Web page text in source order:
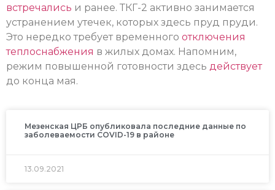
встречались и ранее. ТКГ-2 активно занимается
устранением утечек, которых здесь пруд пруди.
Это нередко требует временного отключения
теплоснабжения в жилых домах. Напомним,
режим повышенной готовности здесь действует
до конца мая.
Мезенская ЦРБ опубликовала последние данные по
заболеваемости COVID-19 в районе
13.09.2021